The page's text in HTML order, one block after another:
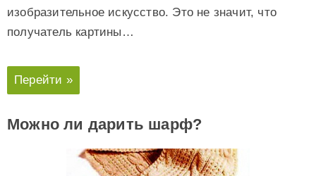
изобразительное искусство. Это не значит, что
получатель картины…
Перейти »
Можно ли дарить шарф?